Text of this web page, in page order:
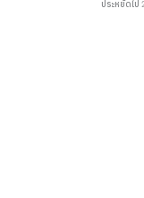
ประหยัดไป